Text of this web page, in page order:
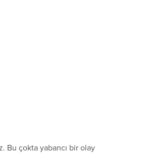
Bu çokta yabancı bir olay